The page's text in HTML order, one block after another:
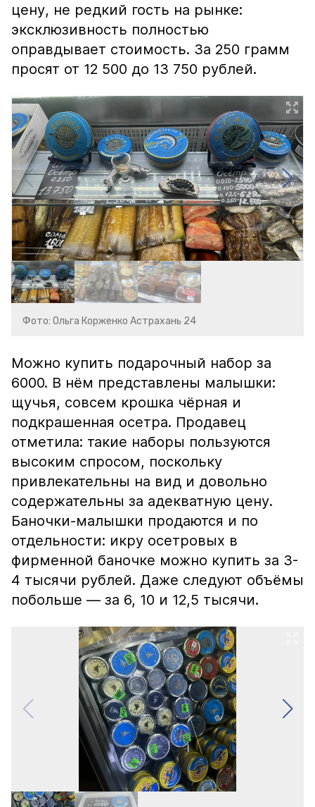
цену, не редкий гость на рынке:
эксклюзивность полностью
оправдывает стоимость. За 250 грамм
просят от 12 500 до 13 750 рублей.
Фото: Ольга Корженко Астрахань 24
Можно купить подарочный набор за
6000. В нём представлены малышки:
щучья, совсем крошка чёрная и
подкрашенная осетра. Продавец
отметила: такие наборы пользуются
высоким спросом, поскольку
привлекательны на вид и довольно
содержательны за адекватную цену.
Баночки-малышки продаются и по
отдельности: икру осетровых в
фирменной баночке можно купить за 3-
4 тысячи рублей. Даже следуют объёмы
побольше — за 6, 10 и 12,5 тысячи.